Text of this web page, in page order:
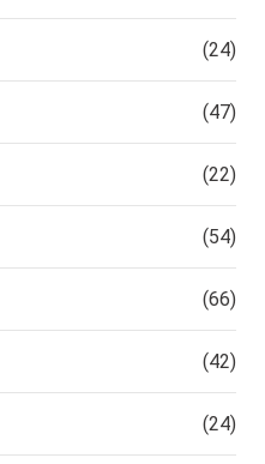
(24)
(47)
(22)
(54)
(66)
(42)
(24)